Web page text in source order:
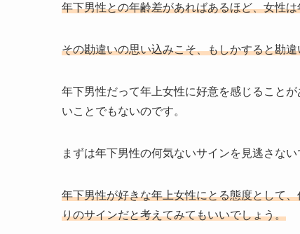
年下男性との年齢差があればあるほど、女性
その勘違いの思い込みこそ、もしかすると勘
年下男性だって年上女性に好意を感じること
いことでもないのです。
まずは年下男性の何気ないサインを見逃さない
年下男性が好きな年上女性にとる態度として
りのサインだと考えてみてもいいでしょう。